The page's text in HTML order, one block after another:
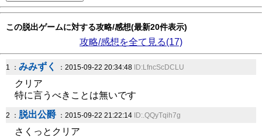
この脱出ゲームに対する攻略/感想(最新20件表示)
攻略/感想を全て見る(17)
1 ： みみずく ：2015-09-22 20:34:48 ID:LfncScDCLU
クリア
特に言うべきことは無いです
2 ： 脱出公爵 ：2015-09-22 21:22:14 ID:.QQyTqih7g
さくっとクリア